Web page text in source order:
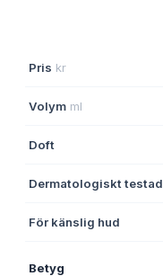
Pris kr
Volym ml
Doft
Dermatologiskt testad
För känslig hud
Betyg